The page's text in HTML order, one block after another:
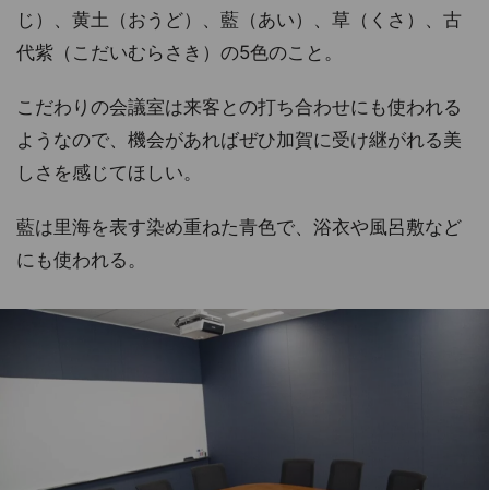
じ）、黄土（おうど）、藍（あい）、草（くさ）、古
代紫（こだいむらさき）の5色のこと。
こだわりの会議室は来客との打ち合わせにも使われる
ようなので、機会があればぜひ加賀に受け継がれる美
しさを感じてほしい。
藍は里海を表す染め重ねた青色で、浴衣や風呂敷など
にも使われる。